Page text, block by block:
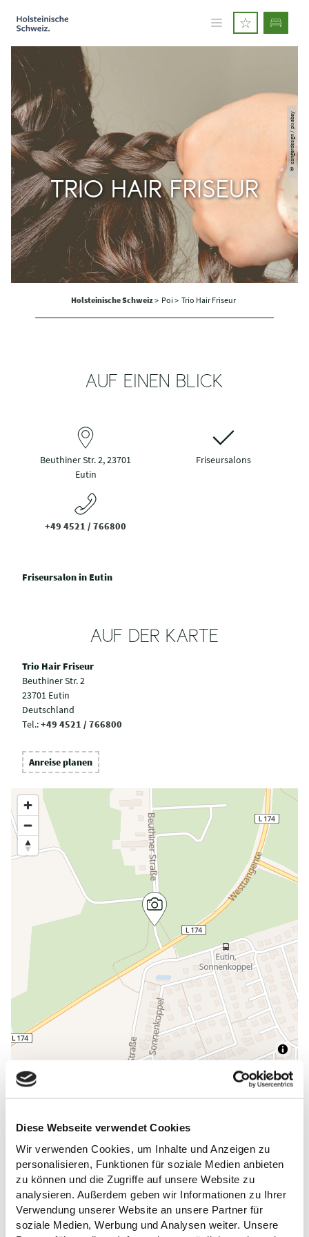
Diese Webseite verwendet Cookies
Wir verwenden Cookies, um Inhalte und Anzeigen zu
personalisieren, Funktionen für soziale Medien anbieten
zu können und die Zugriffe auf unsere Website zu
analysieren. Außerdem geben wir Informationen zu Ihrer
Verwendung unserer Website an unsere Partner für
soziale Medien, Werbung und Analysen weiter. Unsere
© congerdesign / pixabay
TRIO HAIR FRISEUR
Holsteinische Schweiz> Poi > Trio Hair Friseur
AUF EINEN BLICK
Beuthiner Str. 2, 23701
Eutin
Friseursalons
+49 4521 / 766800
Friseursalon in Eutin
AUF DER KARTE
Trio Hair Friseur
Beuthiner Str. 2
23701 Eutin
Deutschland
Tel.:+49 4521 / 766800
Anreise planen
ALLGEMEINE INFORMATIONEN
ÖFFNUNGSZEITEN
EIGNUNG